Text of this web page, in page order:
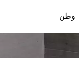
وطن